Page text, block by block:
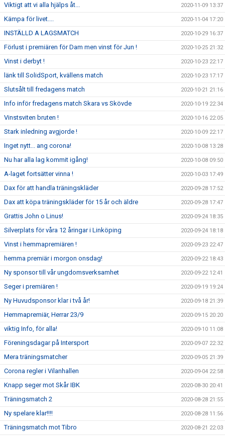
Viktigt att vi alla hjälps åt... 2020-11-09 13:37
Kämpa för livet.... 2020-11-04 17:20
INSTÄLLD A LAGSMATCH 2020-10-29 16:37
Förlust i premiären för Dam men vinst för Jun ! 2020-10-25 21:32
Vinst i derbyt ! 2020-10-23 22:17
länk till SolidSport, kvällens match 2020-10-23 17:17
Slutsålt till fredagens match 2020-10-21 21:16
Info inför fredagens match Skara vs Skövde 2020-10-19 22:34
Vinstsviten bruten ! 2020-10-16 22:05
Stark inledning avgjorde ! 2020-10-09 22:17
Inget nytt... ang corona! 2020-10-08 13:28
Nu har alla lag kommit igång! 2020-10-08 09:50
A-laget fortsätter vinna ! 2020-10-03 17:49
Dax för att handla träningskläder 2020-09-28 17:52
Dax att köpa träningskläder för 15 år och äldre 2020-09-28 17:47
Grattis John o Linus! 2020-09-24 18:35
Silverplats för våra 12 åringar i Linköping 2020-09-24 18:18
Vinst i hemmapremiären ! 2020-09-23 22:47
hemma premiär i morgon onsdag! 2020-09-22 18:43
Ny sponsor till vår ungdomsverksamhet 2020-09-22 12:41
Seger i premiären ! 2020-09-19 19:24
Ny Huvudsponsor klar i två år! 2020-09-18 21:39
Hemmapremiär, Herrar 23/9 2020-09-15 20:20
viktig Info, för alla! 2020-09-10 11:08
Föreningsdagar på Intersport 2020-09-07 22:32
Mera träningsmatcher 2020-09-05 21:39
Corona regler i Vilanhallen 2020-09-04 22:58
Knapp seger mot Skår IBK 2020-08-30 20:41
Träningsmatch 2 2020-08-28 21:55
Ny spelare klar!!!! 2020-08-28 11:56
Träningsmatch mot Tibro 2020-08-21 22:03